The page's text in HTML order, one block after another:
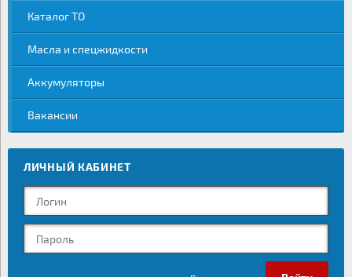
Каталог ТО
Масла и спецжидкости
Аккумуляторы
Вакансии
ЛИЧНЫЙ КАБИНЕТ